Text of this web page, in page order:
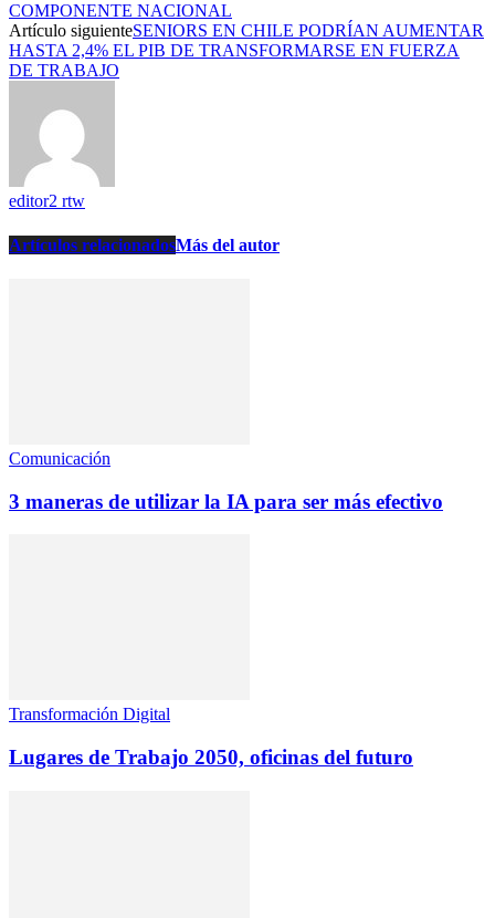
COMPONENTE NACIONAL
Artículo siguienteSENIORS EN CHILE PODRÍAN AUMENTAR
HASTA 2,4% EL PIB DE TRANSFORMARSE EN FUERZA
DE TRABAJO
editor2 rtw
Artículos relacionadosMás del autor
Comunicación
3 maneras de utilizar la IA para ser más efectivo
Transformación Digital
Lugares de Trabajo 2050, oficinas del futuro